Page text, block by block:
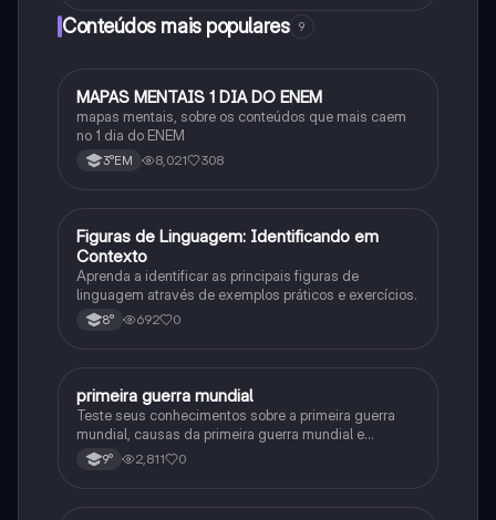
Conteúdos mais populares 9
Português
MAPAS MENTAIS 1 DIA DO ENEM
mapas mentais, sobre os conteúdos que mais caem
no 1 dia do ENEM
3°EM 8,021 308
FPortuguês
Figuras de Linguagem: Identificando em
Contexto
Aprenda a identificar as principais figuras de
linguagem através de exemplos práticos e exercícios.
8° 692 0
História
primeira guerra mundial
Teste seus conhecimentos sobre a primeira guerra
mundial, causas da primeira guerra mundial e
consequências da Primeira Guerra Mundial, fases da
primeira guerra mundial
9° 2,811 0